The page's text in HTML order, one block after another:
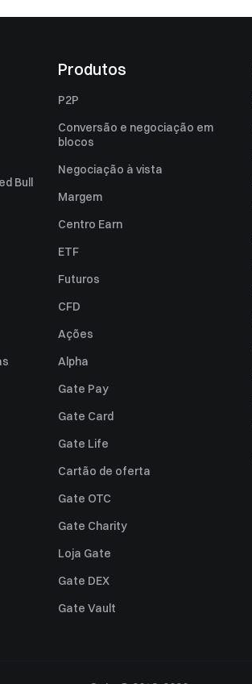
Bull
Produtos
P2P
Conversão e negociação em
blocos
Negociação à vista
Margem
Centro Earn
ETF
Futuros
CFD
Ações
Alpha
Gate Pay
Gate Card
Gate Life
Cartão de oferta
Gate OTC
Gate Charity
Loja Gate
Gate DEX
Gate Vault